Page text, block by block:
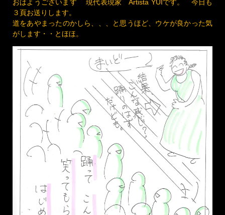
ｐ23
バックでいつも支えてくださる先生、最近風格がでてらした
Ｏアシスタント講師、そして初めて発表会に出たときからのお
ハーサルでもとってもリラックスさせてくださる素敵なバイオ
リンのＭさん。
普段はギターの音とカンテさんの歌を同時か、ところどころ交
互に聞いて踊ることが多いのですが、このときはもう、カンテ
のＤさんの声をたよりに声の波に乗るつもりで（つもりだけ、
気持だけです）やりました＾＾
UPDATED:2019年10月30日
CATEGORIES:
日常あれこれ 表現 踊る（フラメンコ他）
flamenco漫画 大失敗アバニコ
暴投 P22
2019年10月29日 ARTISTA YUI LEAVE A COMMENT